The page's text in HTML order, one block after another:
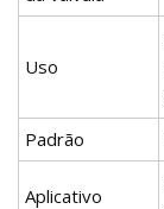
Uso
Padrão
Aplicativo